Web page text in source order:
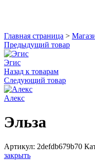
Главная страница >
Предыдущий товар
Эгис
Назад к товарам
Следующий товар
Алекс
Эльза
Артикул: 2defdb679b70
закрыть